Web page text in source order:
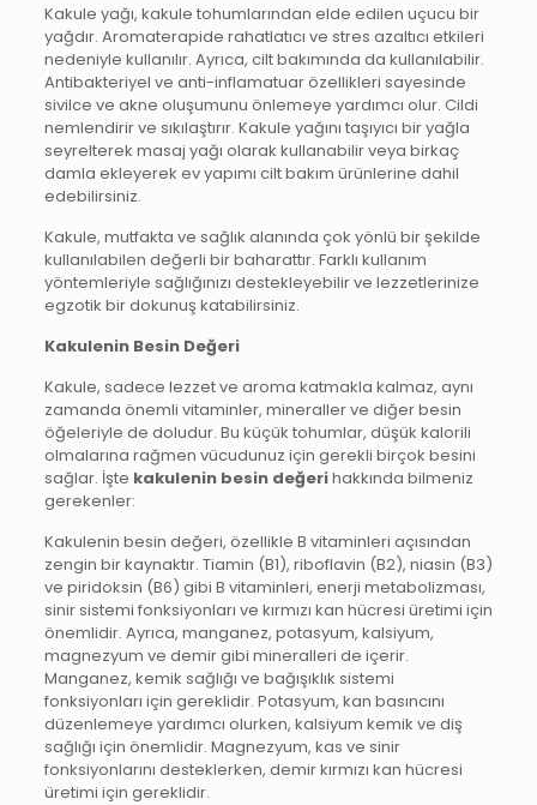
Kakule yağı, kakule tohumlarından elde edilen uçucu bir
yağdır. Aromaterapide rahatlatıcı ve stres azaltıcı etkileri
nedeniyle kullanılır. Ayrıca, cilt bakımında da kullanılabilir.
Antibakteriyel ve anti-inflamatuar özellikleri sayesinde
sivilce ve akne oluşumunu önlemeye yardımcı olur. Cildi
nemlendirir ve sıkılaştırır. Kakule yağını taşıyıcı bir yağla
seyrelterek masaj yağı olarak kullanabilir veya birkaç
damla ekleyerek ev yapımı cilt bakım ürünlerine dahil
edebilirsiniz.
Kakule, mutfakta ve sağlık alanında çok yönlü bir şekilde
kullanılabilen değerli bir baharattır. Farklı kullanım
yöntemleriyle sağlığınızı destekleyebilir ve lezzetlerinize
egzotik bir dokunuş katabilirsiniz.
Kakulenin Besin Değeri
Kakule, sadece lezzet ve aroma katmakla kalmaz, aynı
zamanda önemli vitaminler, mineraller ve diğer besin
öğeleriyle de doludur. Bu küçük tohumlar, düşük kalorili
olmalarına rağmen vücudunuz için gerekli birçok besini
sağlar. İşte kakulenin besin değerihakkında bilmeniz
gerekenler:
Kakulenin besin değeri, özellikle B vitaminleri açısından
zengin bir kaynaktır. Tiamin (B1), riboflavin (B2), niasin (B3)
ve piridoksin (B6) gibi B vitaminleri, enerji metabolizması,
sinir sistemi fonksiyonları ve kırmızı kan hücresi üretimi için
önemlidir. Ayrıca, manganez, potasyum, kalsiyum,
magnezyum ve demir gibi mineralleri de içerir.
Manganez, kemik sağlığı ve bağışıklık sistemi
fonksiyonları için gereklidir. Potasyum, kan basıncını
düzenlemeye yardımcı olurken, kalsiyum kemik ve diş
sağlığı için önemlidir. Magnezyum, kas ve sinir
fonksiyonlarını desteklerken, demir kırmızı kan hücresi
üretimi için gereklidir.